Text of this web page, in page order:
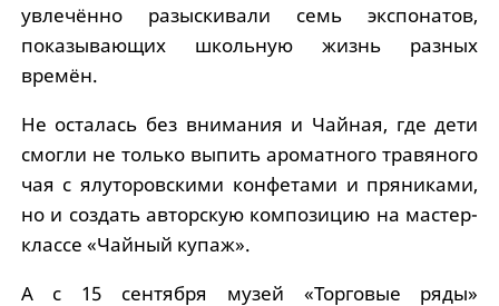
увлечённо разыскивали семь экспонатов,
показывающих школьную жизнь разных
времён.
Не осталась без внимания и Чайная, где дети
смогли не только выпить ароматного травяного
чая с ялуторовскими конфетами и пряниками,
но и создать авторскую композицию на мастер-
классе «Чайный купаж».
А с 15 сентября музей «Торговые ряды»